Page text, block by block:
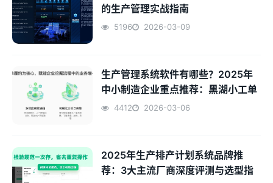
的生产管理实战指南
5196 2026-03-09
生产管理系统软件有哪些？2025年
中小制造企业重点推荐：黑湖小工单
4412 2026-03-06
2025年生产排产计划系统品牌推
荐：3大主流厂商深度评测与选型指